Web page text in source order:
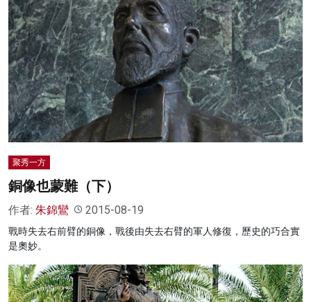
聚秀一方
銅像也蒙難（下）
作者: 朱錦鸞 2015-08-19
戰時失去右前臂的銅像，戰後由失去右臂的軍人修復，歷史的巧合實
是奧妙。